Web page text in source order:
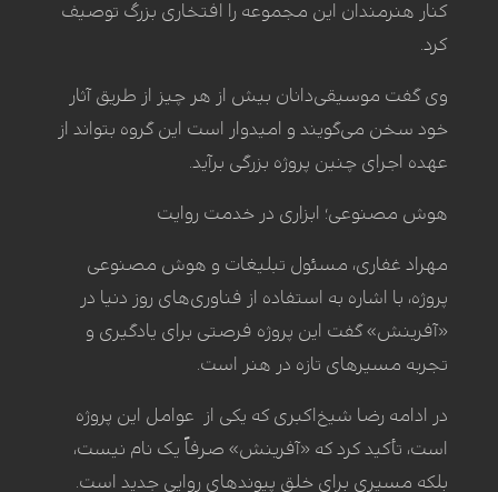
کنار هنرمندان این مجموعه را افتخاری بزرگ توصیف
کرد.
وی گفت موسیقی‌دانان بیش از هر چیز از طریق آثار
خود سخن می‌گویند و امیدوار است این گروه بتواند از
عهده اجرای چنین پروژه بزرگی برآید.
هوش مصنوعی؛ ابزاری در خدمت روایت
مهراد غفاری، مسئول تبلیغات و هوش مصنوعی
پروژه، با اشاره به استفاده از فناوری‌های روز دنیا در
«آفرینش» گفت این پروژه فرصتی برای یادگیری و
تجربه مسیرهای تازه در هنر است.
در ادامه رضا شیخ‌اکبری که یکی از عوامل این پروژه
است، تأکید کرد که «آفرینش» صرفاً یک نام نیست،
بلکه مسیری برای خلق پیوندهای روایی جدید است.